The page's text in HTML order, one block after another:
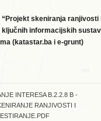
“Projekt skeniranja ranjivosti
informacijskih
(katastar.ba i e-grunt)
INTERESA B.2.2.8 B -
RANJIVOSTI I